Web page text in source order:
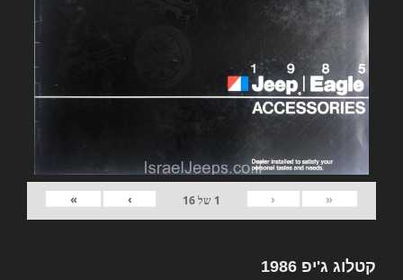
«
‹
1 של16
›
»
קטלוג ג'יפ 1986